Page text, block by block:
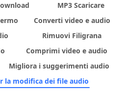
MP3 Scaricare
Converti video e audio
Rimuovi Filigrana
Comprimi video e audio
Migliora i suggerimenti audio
la modifica dei file audio